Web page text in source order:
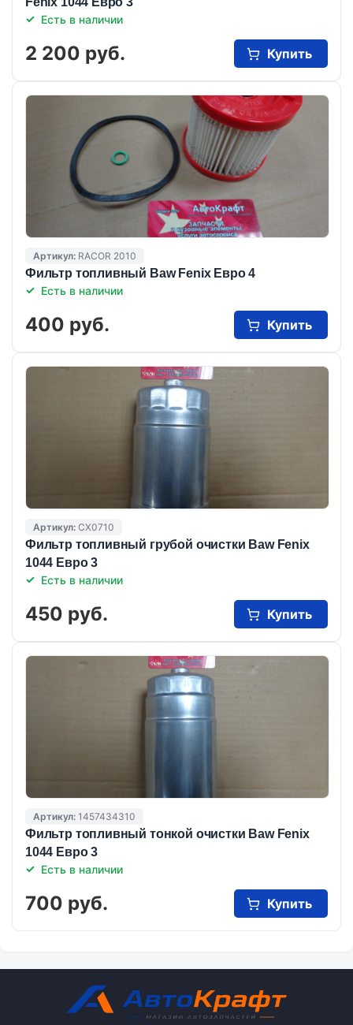
Есть в наличии
2 200 руб. Купить
Артикул: RACOR 2010
Фильтр топливный Baw Fenix Евро 4
Есть в наличии
400 руб. Купить
Артикул: CX0710
Фильтр топливный грубой очистки Baw Fenix
1044 Евро 3
Есть в наличии
450 руб. Купить
Артикул: 1457434310
Фильтр топливный тонкой очистки Baw Fenix
1044 Евро 3
Есть в наличии
700 руб. Купить